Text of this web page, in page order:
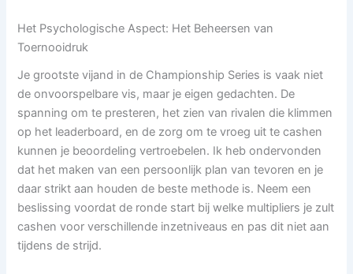
Het Psychologische Aspect: Het Beheersen van
Toernooidruk
Je grootste vijand in de Championship Series is vaak niet
de onvoorspelbare vis, maar je eigen gedachten. De
spanning om te presteren, het zien van rivalen die klimmen
op het leaderboard, en de zorg om te vroeg uit te cashen
kunnen je beoordeling vertroebelen. Ik heb ondervonden
dat het maken van een persoonlijk plan van tevoren en je
daar strikt aan houden de beste methode is. Neem een
beslissing voordat de ronde start bij welke multipliers je zult
cashen voor verschillende inzetniveaus en pas dit niet aan
tijdens de strijd.